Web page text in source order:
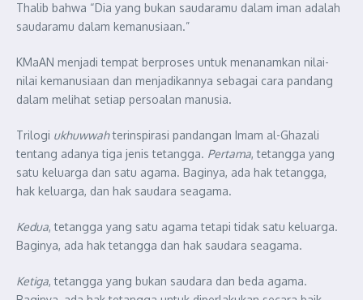
Thalib bahwa “Dia yang bukan saudaramu dalam iman adalah
saudaramu dalam kemanusiaan.”
KMaAN menjadi tempat berproses untuk menanamkan nilai-
nilai kemanusiaan dan menjadikannya sebagai cara pandang
dalam melihat setiap persoalan manusia.
Trilogi ukhuwwahterinspirasi pandangan Imam al-Ghazali
tentang adanya tiga jenis tetangga. Pertama, tetangga yang
satu keluarga dan satu agama. Baginya, ada hak tetangga,
hak keluarga, dan hak saudara seagama.
Kedua, tetangga yang satu agama tetapi tidak satu keluarga.
Baginya, ada hak tetangga dan hak saudara seagama.
Ketiga, tetangga yang bukan saudara dan beda agama.